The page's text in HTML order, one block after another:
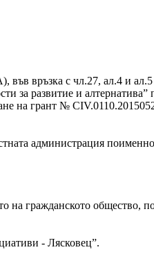
във връзка с чл.27, ал.4 и
развитие и алтернатива”
на грант №
администрация
на гражданското общество,
- Лясковец”.